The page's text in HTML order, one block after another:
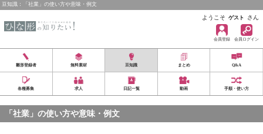
豆知識：「社業」の使い方や意味・例文
ようこそ ゲスト さん
会員登録 会員ログイン
雛形登録者 無料素材 豆知識 まとめ Q&A
各種募集 求人 日記一覧 動画 手順・使い方
「社業」の使い方や意味・例文